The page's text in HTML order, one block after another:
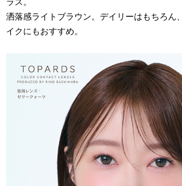
ラス。
洒落感ライトブラウン。デイリーはもちろん
イクにもおすすめ。